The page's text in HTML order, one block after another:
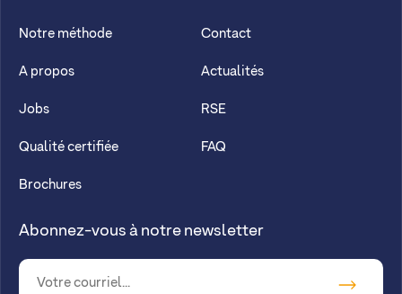
Notre méthode
A propos
Jobs
Qualité certifiée
Brochures
Contact
Actualités
RSE
FAQ
Abonnez-vous à notre newsletter